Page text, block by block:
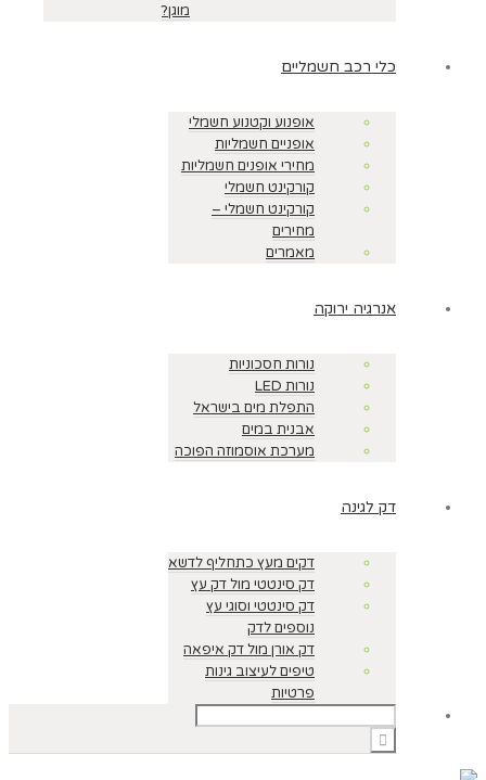
מוגן?
כלי רכב חשמליים
אופנוע וקטנוע חשמלי
אופניים חשמליות
מחירי אופנים חשמליות
קורקינט חשמלי
קורקינט חשמלי –
מחירים
מאמרים
אנרגיה ירוקה
נורות חסכוניות
נורות LED
התפלת מים בישראל
אבנית במים
מערכת אוסמוזה הפוכה
דק לגינה
דקים מעץ כתחליף לדשא
דק סינטטי מול דק עץ
דק סינטטי וסוגי עץ
נוספים לדק
דק אורן מול דק איפאה
טיפים לעיצוב גינות
פרטיות